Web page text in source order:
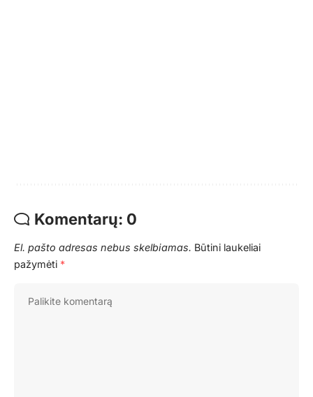
Komentarų: 0
El. pašto adresas nebus skelbiamas. Būtini laukeliai
pažymėti *